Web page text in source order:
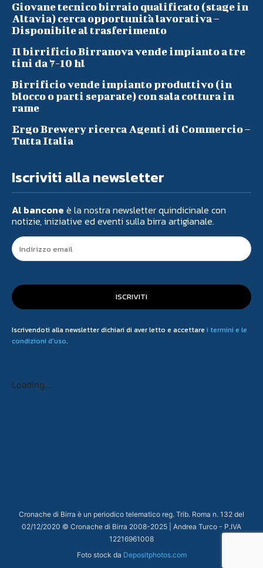
Giovane tecnico birraio qualificato (stage in
Altavia) cerca opportunità lavorativa –
Disponibile al trasferimento
Il birrificio Birranova vende impianto a tre
tini da 7-10 hl
Birrificio vende impianto produttivo (in
blocco o parti separate) con sala cottura in
rame
Ergo Brewery ricerca Agenti di Commercio –
Tutta Italia
Iscriviti alla newsletter
Al bancone è la nostra newsletter quindicinale con
notizie, iniziative ed eventi sulla birra artigianale.
ISCRIVITI
Iscrivendoti alla newsletter dichiari di aver letto e accettare i termini e le
condizioni d'uso.
Loading...
Cronache di Birra è un periodico telematico reg. Trib. Roma n. 132 del
02/12/2020 © Cronache di Birra 2008-2025 | Andrea Turco - P.IVA
12216961008
Foto stock da Depositphotos.com